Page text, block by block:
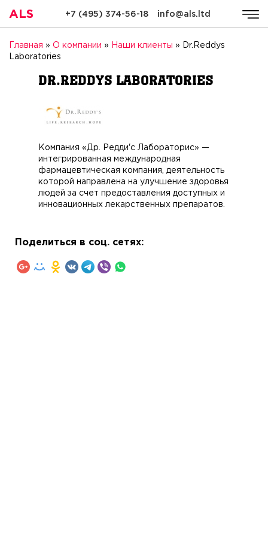
ALS
ALS Компания Услуги Стоимость
+7 (495) 374-56-18 info@als.ltd
Главная » О компании » Наши клиенты »
Dr.Reddys
Laboratories
Dr.Reddys Laboratories
Компания «Др. Редди'c Лабораторис» —
интегрированная международная
фармацевтическая компания, деятельность
которой направлена на улучшение здоровья
людей за счет предоставления доступных и
инновационных лекарственных препаратов.
Поделиться в соц. сетях: